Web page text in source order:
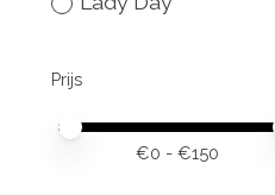
Prijs
Minimale prijswaarde
Price maximum value
€0 - €150